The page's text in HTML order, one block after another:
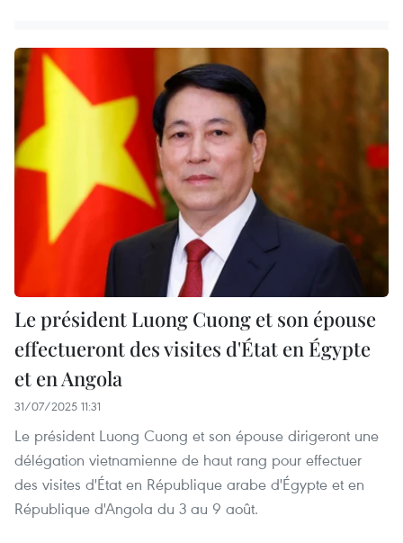
Le président Luong Cuong et son épouse
effectueront des visites d'État en Égypte
et en Angola
31/07/2025 11:31
Le président Luong Cuong et son épouse dirigeront une
délégation vietnamienne de haut rang pour effectuer
des visites d'État en République arabe d'Égypte et en
République d'Angola du 3 au 9 août.